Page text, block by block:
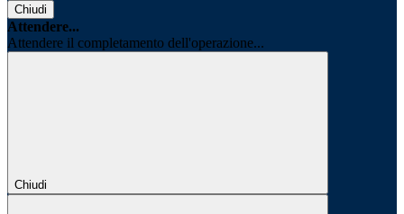
Chiudi
Attendere...
Attendere il completamento dell'operazione...
Chiudi